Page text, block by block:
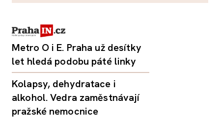
Metro O i E. Praha už desítky
let hledá podobu páté linky
Kolapsy, dehydratace i
alkohol. Vedra zaměstnávají
pražské nemocnice